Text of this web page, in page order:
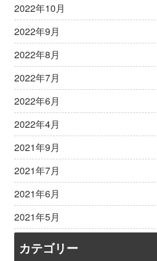
2022年10月
2022年9月
2022年8月
2022年7月
2022年6月
2022年4月
2021年9月
2021年7月
2021年6月
2021年5月
カテゴリー